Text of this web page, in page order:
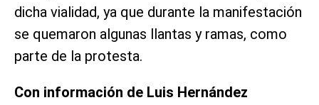
dicha vialidad, ya que durante la manifestación
se quemaron algunas llantas y ramas, como
parte de la protesta.
Con información de Luis Hernández